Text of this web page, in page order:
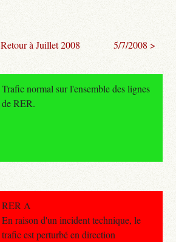
Retour à Juillet 2008 5/7/2008 >
Trafic normal sur l'ensemble des lignes
de RER.
RER A
En raison d'un incident technique, le
trafic est perturbé en direction